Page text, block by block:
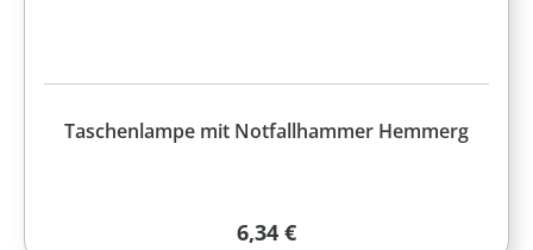
Taschenlampe mit Notfallhammer Hemmerg
Regulärer Preis:
6,34 €